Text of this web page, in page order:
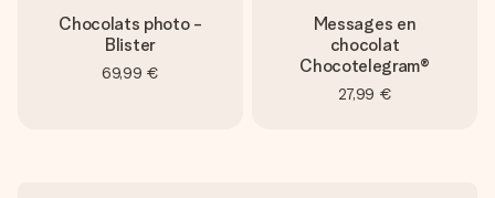
Chocolats photo -
Blister
69,99 €
Messages en
chocolat
Chocotelegram®
27,99 €